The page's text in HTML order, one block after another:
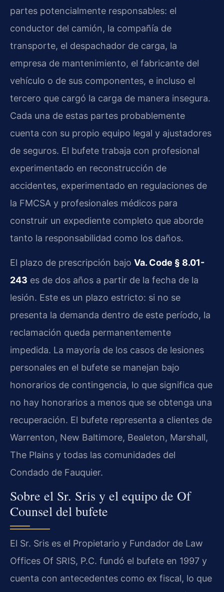
partes potencialmente responsables: el
conductor del camión, la compañía de
transporte, el despachador de carga, la
empresa de mantenimiento, el fabricante del
vehículo o de sus componentes, e incluso el
tercero que cargó la carga de manera insegura.
Cada una de estas partes probablemente
cuenta con su propio equipo legal y ajustadores
de seguros. El bufete trabaja con profesional
experimentado en reconstrucción de
accidentes, experimentado en regulaciones de
la FMCSA y profesionales médicos para
construir un expediente completo que aborde
tanto la responsabilidad como los daños.
El plazo de prescripción bajo Va. Code § 8.01-
243 es de dos años a partir de la fecha de la
lesión. Este es un plazo estricto: si no se
presenta la demanda dentro de este período, la
reclamación queda permanentemente
impedida. La mayoría de los casos de lesiones
personales en el bufete se manejan bajo
honorarios de contingencia, lo que significa que
no hay honorarios a menos que se obtenga una
recuperación. El bufete representa a clientes de
Warrenton, New Baltimore, Bealeton, Marshall,
The Plains y todas las comunidades del
Condado de Fauquier.
Sobre el Sr. Sris y el equipo de Of
Counsel del bufete
El Sr. Sris es el Propietario y Fundador de Law
Offices Of SRIS, P.C. fundó el bufete en 1997 y
cuenta con antecedentes como ex fiscal, lo que